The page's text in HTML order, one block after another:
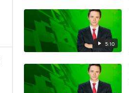
5:10